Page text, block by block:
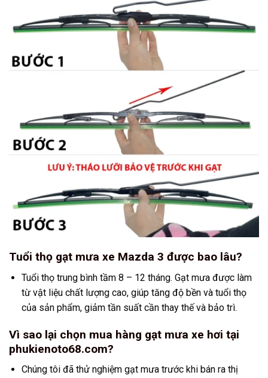
Tuổi thọ gạt mưa xe Mazda 3 được bao lâu?
Tuổi thọ trung bình tầm 8 – 12 tháng. Gạt mưa được làm
từ vật liệu chất lượng cao, giúp tăng độ bền và tuổi thọ
của sản phẩm, giảm tần suất cần thay thế và bảo trì.
Vì sao lại chọn mua hàng gạt mưa xe hơi tại
phukienoto68.com?
Chúng tôi đã thử nghiệm gạt mưa trước khi bán ra thị